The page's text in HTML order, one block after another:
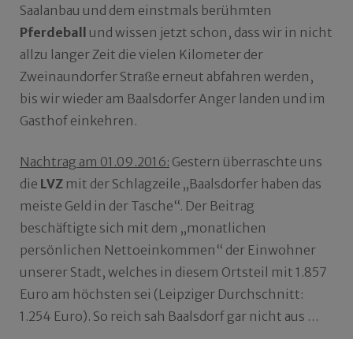
Saalanbau und dem einstmals berühmten
Pferdeball
und wissen jetzt schon, dass wir in nicht
allzu langer Zeit die vielen Kilometer der
Zweinaundorfer Straße erneut abfahren werden,
bis wir wieder am Baalsdorfer Anger landen und im
Gasthof einkehren.
Nachtrag am 01.09.2016: Gestern überraschte uns
die LVZ mit der Schlagzeile „Baalsdorfer haben das
meiste Geld in der Tasche“. Der Beitrag
beschäftigte sich mit dem „monatlichen
persönlichen Nettoeinkommen“ der Einwohner
unserer Stadt, welches in diesem Ortsteil mit 1.857
Euro am höchsten sei (Leipziger Durchschnitt:
1.254 Euro). So reich sah Baalsdorf gar nicht aus …